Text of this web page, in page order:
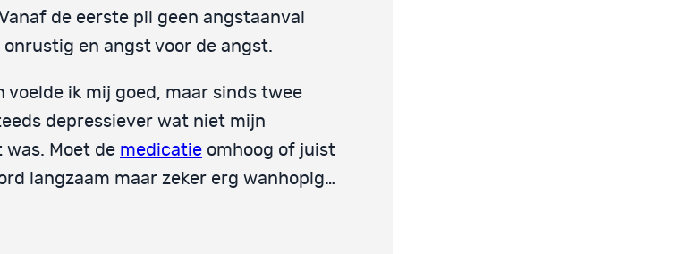
de eerste pil geen angstaanval
onrustig en angst voor de angst.
voelde ik mij goed, maar sinds twee
depressiever wat niet mijn
was. Moet de medicatie omhoog of juist
langzaam maar zeker erg wanhopig…